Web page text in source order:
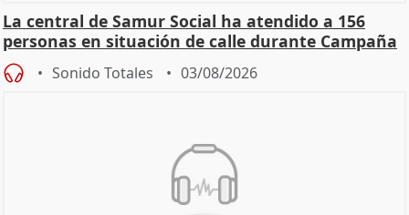
La central de Samur Social ha atendido a 156
personas en situación de calle durante Campaña
de Calor
Sonido Totales 03/08/2026